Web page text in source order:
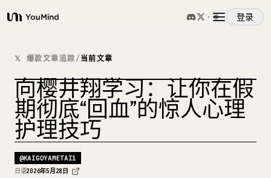
YouMind
登录
概览
使用案例
技能
提示词
𝕏 爆款文章追踪/当前文章
向樱井翔学习：让你在假
期彻底“回血”的惊人心理
护理技巧
@KAIGOYAMETAI1
日语2026年5月28日